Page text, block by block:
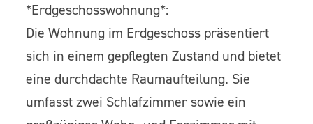
*Erdgeschosswohnung*:
Die Wohnung im Erdgeschoss präsentiert
sich in einem gepflegten Zustand und bietet
eine durchdachte Raumaufteilung. Sie
umfasst zwei Schlafzimmer sowie ein